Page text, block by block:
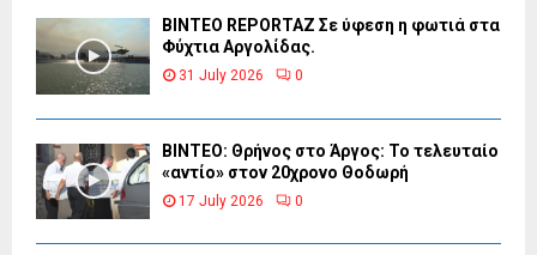
BINTEO REPORTAZ Σε ύφεση η φωτιά στα
Φύχτια Αργολίδας.
31 July 2026 0
ΒΙΝΤΕΟ: Θρήνος στο Άργος: Το τελευταίο
«αντίο» στον 20χρονο Θοδωρή
17 July 2026 0